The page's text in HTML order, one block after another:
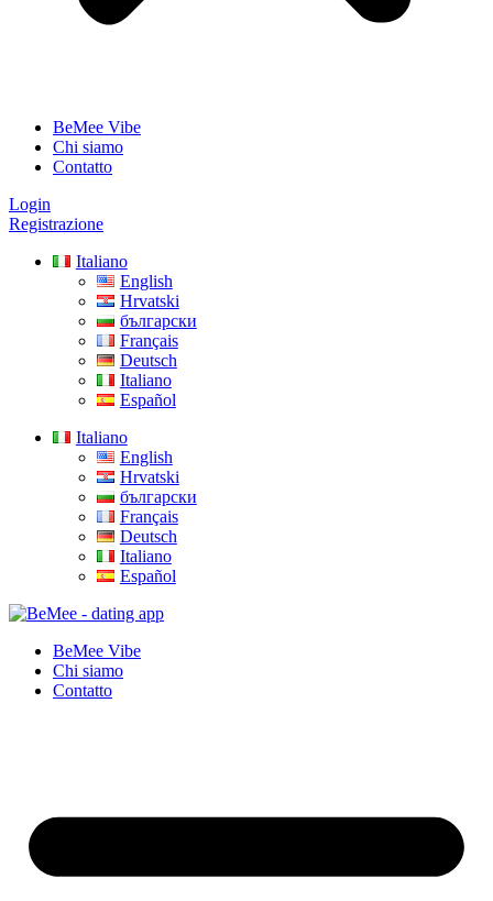
BeMee Vibe
Chi siamo
Contatto
Login
Registrazione
Italiano
English
Hrvatski
български
Français
Deutsch
Italiano
Español
Italiano
English
Hrvatski
български
Français
Deutsch
Italiano
Español
BeMee Vibe
Chi siamo
Contatto